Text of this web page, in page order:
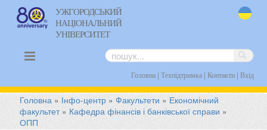
УЖГОРОДСЬКИЙ
НАЦІОНАЛЬНИЙ
УНІВЕРСИТЕТ
Головна| Техпідтримка| Контакти| Вхід
Головна » Інфо-центр »Факультети » Економічний
факультет» Кафедра фінансів і банківської справи »
ОПП